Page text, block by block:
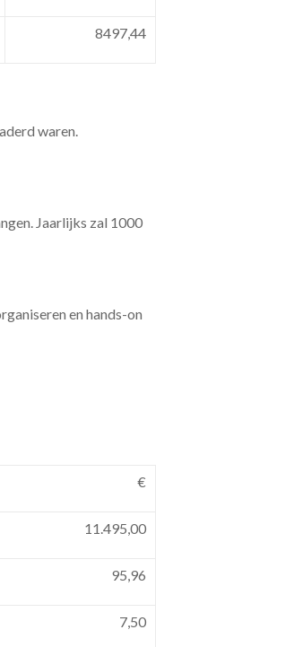
8497,44
waren.
Jaarlijks zal 1000
en hands-on
€
11.495,00
95,96
7,50